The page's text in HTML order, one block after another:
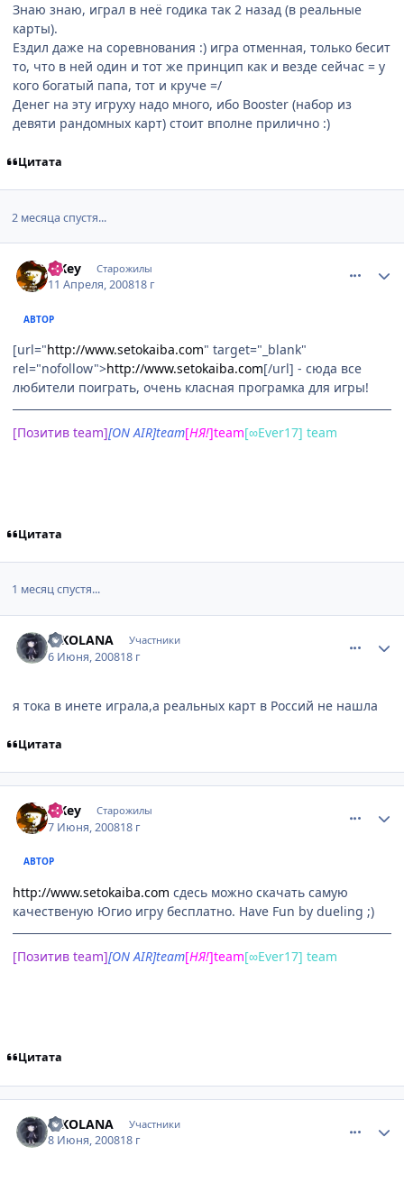
Знаю знаю, играл в неё годика так 2 назад (в реальные
карты).
Ездил даже на соревнования :) игра отменная, только бесит
то, что в ней один и тот же принцип как и везде сейчас = у
кого богатый папа, тот и круче =/
Денег на эту игруху надо много, ибо Booster (набор из
девяти рандомных карт) стоит вполне прилично :)
Цитата
2 месяца спустя...
TiKey Старожилы
11 Апреля, 200818 г
АВТОР
[url="http://www.setokaiba.com" target="_blank"
rel="nofollow">http://www.setokaiba.com[/url] - сюда все
любители поиграть, очень класная програмка для игры!
[Позитив team][ON AIR]team[НЯ!]team[∞Ever17] team
Цитата
1 месяц спустя...
RIKOLANA Участники
6 Июня, 200818 г
я тока в инете играла,а реальных карт в Россий не нашла
Цитата
TiKey Старожилы
7 Июня, 200818 г
АВТОР
http://www.setokaiba.com сдесь можно скачать самую
качественую Югио игру бесплатно. Have Fun by dueling ;)
[Позитив team][ON AIR]team[НЯ!]team[∞Ever17] team
Цитата
RIKOLANA Участники
8 Июня, 200818 г